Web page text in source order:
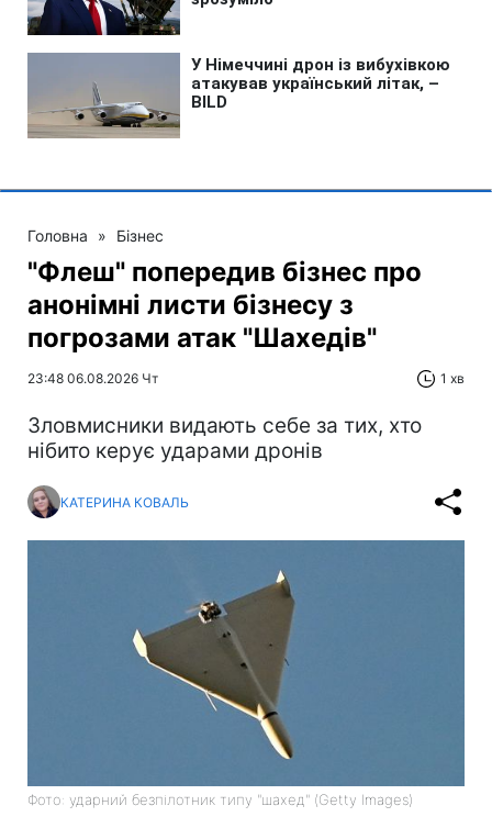
Головна » Бізнес
"Флеш" попередив бізнес про
анонімні листи бізнесу з
погрозами атак "Шахедів"
23:48 06.08.2026 Чт 1 хв
Зловмисники видають себе за тих, хто
нібито керує ударами дронів
КАТЕРИНА КОВАЛЬ
Фото: ударний безпілотник типу "шахед" (Getty Images)